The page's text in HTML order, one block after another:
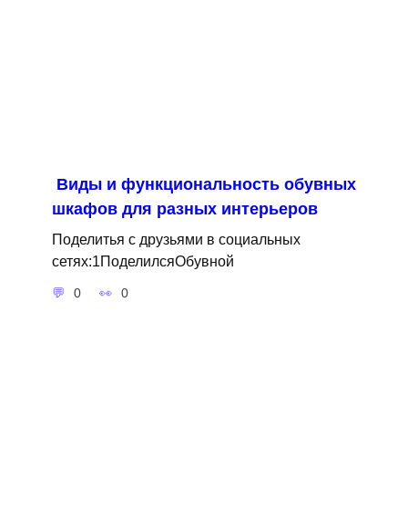
Виды и функциональность обувных
шкафов для разных интерьеров
Поделитья с друзьями в социальных
сетях:1ПоделилсяОбувной
0 0